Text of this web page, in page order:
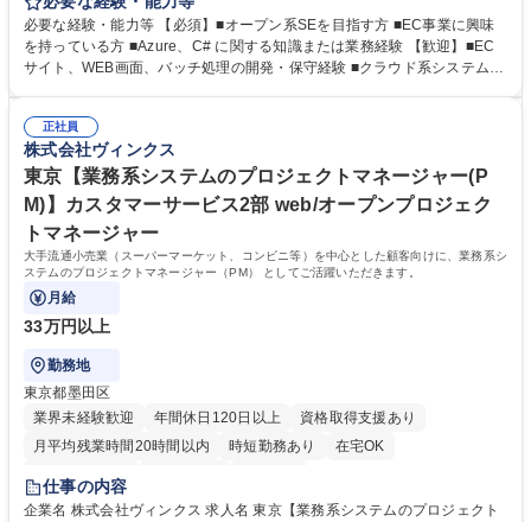
稼働を支えます。 開発・保守の両面からシステムに関わり、日々の業務を
通じて着実にスキルを高めていくことができます。 ■大手流通小売業向け
ECサイト、ネットスーパーのシステム開発・運用・保守 ■保守業務を含む
流通小売業向けネットスーパーのシステム開発・運用・保守】DS事業部
必要な経験・能力等 【必須】■オープン系SEを目指す方 ■EC事業に興味
を持っている方 ■Azure、C# に関する知識または業務経験 【歓迎】■EC
サイト、WEB画面、バッチ処理の開発・保守経験 ■クラウド系システム経
知識の面で圧倒的な強みを保持しています。昨今は先進技術を用いて人手
不足などの社会課題解決、消費者の利便性向上に挑みます。 学歴・資格
学歴：大学院 大学 高専 短大 専修学校 高校 語学力： 資格：
正社員
株式会社ヴィンクス
東京【業務系システムのプロジェクトマネージャー(P
M)】カスタマーサービス2部 web/オープンプロジェク
トマネージャー
大手流通小売業（スーパーマーケット、コンビニ等）を中心とした顧客向けに、業務系シ
ステムのプロジェクトマネージャー（PM） としてご活躍いただきます。
月給
33万円以上
勤務地
東京都墨田区
業界未経験歓迎
年間休日120日以上
資格取得支援あり
月平均残業時間20時間以内
時短勤務あり
在宅OK
完全週休2日制
仕事の内容
企業名 株式会社ヴィンクス 求人名 東京【業務系システムのプロジェクト